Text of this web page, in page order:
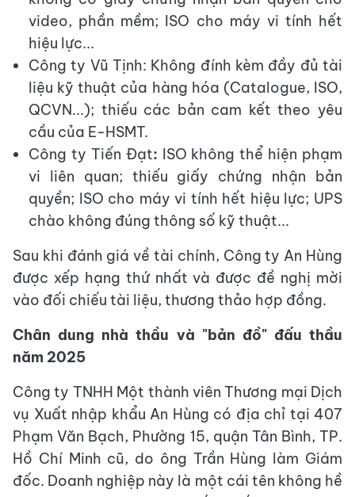
video, phần mềm; ISO cho máy vi tính hết
hiệu lực...
Công ty Vũ Tịnh: Không đính kèm đầy đủ tài
liệu kỹ thuật của hàng hóa (Catalogue, ISO,
QCVN...); thiếu các bản cam kết theo yêu
cầu của E-HSMT.
Công ty Tiến Đạt: ISO không thể hiện phạm
vi liên quan; thiếu giấy chứng nhận bản
quyền; ISO cho máy vi tính hết hiệu lực; UPS
chào không đúng thông số kỹ thuật...
Sau khi đánh giá về tài chính, Công ty An Hùng
được xếp hạng thứ nhất và được đề nghị mời
vào đối chiếu tài liệu, thương thảo hợp đồng.
Chân dung nhà thầu và "bản đồ" đấu thầu
năm 2025
Công ty TNHH Một thành viên Thương mại Dịch
vụ Xuất nhập khẩu An Hùng có địa chỉ tại 407
Phạm Văn Bạch, Phường 15, quận Tân Bình, TP.
Hồ Chí Minh cũ, do ông Trần Hùng làm Giám
đốc. Doanh nghiệp này là một cái tên không hề